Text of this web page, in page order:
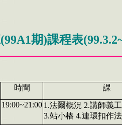
期)課程表
時間
19:00~21:00 1.法爾概況 2.講師義
3.站小樁 4.連環扣作